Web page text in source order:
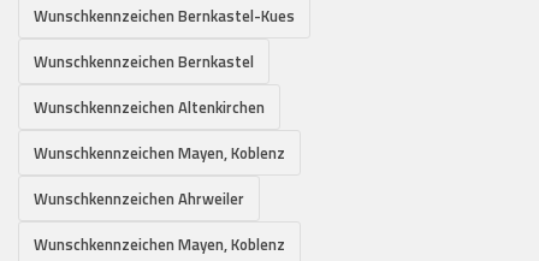
Wunschkennzeichen Bernkastel-Kues
Wunschkennzeichen Bernkastel
Wunschkennzeichen Altenkirchen
Wunschkennzeichen Mayen, Koblenz
Wunschkennzeichen Ahrweiler
Wunschkennzeichen Mayen, Koblenz